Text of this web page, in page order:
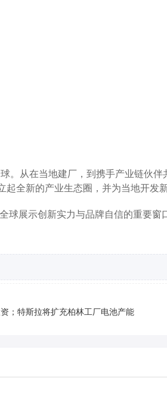
。从在当地建厂，到携手产业链伙伴
全新的产业生态圈，并为当地开发新
球展示创新实力与品牌自信的重要窗
；特斯拉将扩充柏林工厂电池产能